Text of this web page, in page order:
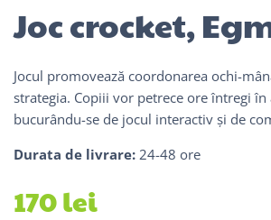
Joc crocket,
Jocul promovează coordonarea ochi-
strategia. Copiii vor petrece ore întregi în
bucurându-se de jocul interactiv și de
Durata de livrare: 24-48 ore
170lei